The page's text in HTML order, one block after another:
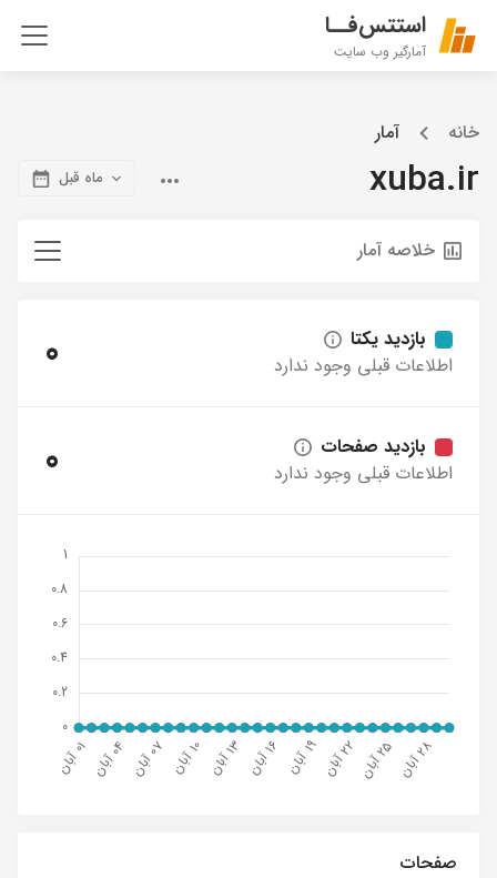
استتس‌فــا
آمارگیر وب سایت
خانه آمار
xuba.ir ماه قبل
خلاصه آمار
بازدید یکتا
اطلاعات قبلی وجود ندارد
0
بازدید صفحات
اطلاعات قبلی وجود ندارد
0
صفحات